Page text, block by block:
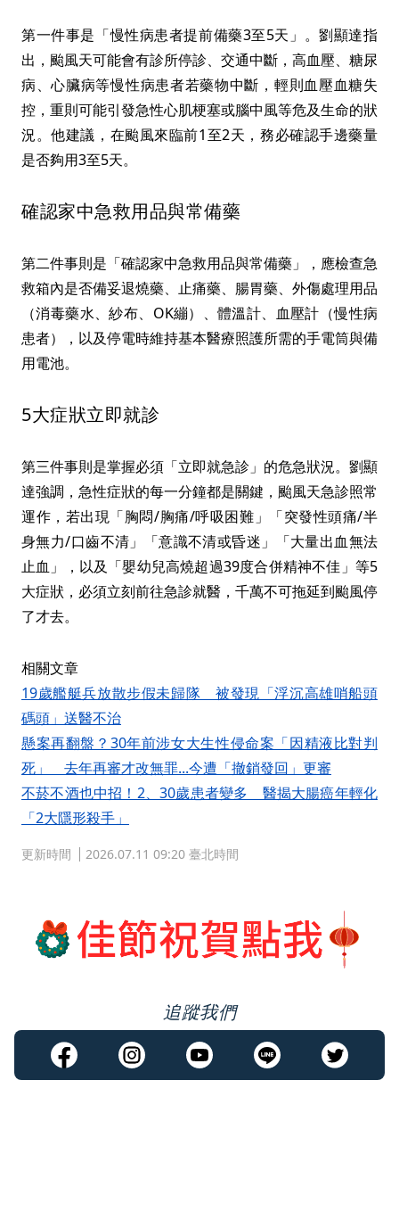
第一件事是「慢性病患者提前備藥3至5天」。劉顯達指
出，颱風天可能會有診所停診、交通中斷，高血壓、糖尿
病、心臟病等慢性病患者若藥物中斷，輕則血壓血糖失
控，重則可能引發急性心肌梗塞或腦中風等危及生命的狀
況。他建議，在颱風來臨前1至2天，務必確認手邊藥量
是否夠用3至5天。
確認家中急救用品與常備藥
第二件事則是「確認家中急救用品與常備藥」，應檢查急
救箱內是否備妥退燒藥、止痛藥、腸胃藥、外傷處理用品
（消毒藥水、紗布、OK繃）、體溫計、血壓計（慢性病
患者），以及停電時維持基本醫療照護所需的手電筒與備
用電池。
5大症狀立即就診
第三件事則是掌握必須「立即就急診」的危急狀況。劉顯
達強調，急性症狀的每一分鐘都是關鍵，颱風天急診照常
運作，若出現「胸悶/胸痛/呼吸困難」「突發性頭痛/半
身無力/口齒不清」「意識不清或昏迷」「大量出血無法
止血」，以及「嬰幼兒高燒超過39度合併精神不佳」等5
大症狀，必須立刻前往急診就醫，千萬不可拖延到颱風停
了才去。
相關文章
19歲艦艇兵放散步假未歸隊 被發現「浮沉高雄哨船頭
碼頭」送醫不治
懸案再翻盤？30年前涉女大生性侵命案「因精液比對判
死」 去年再審才改無罪...今遭「撤銷發回」更審
不菸不酒也中招！2、30歲患者變多 醫揭大腸癌年輕化
「2大隱形殺手」
更新時間 2026.07.11 09:20 臺北時間
追蹤我們